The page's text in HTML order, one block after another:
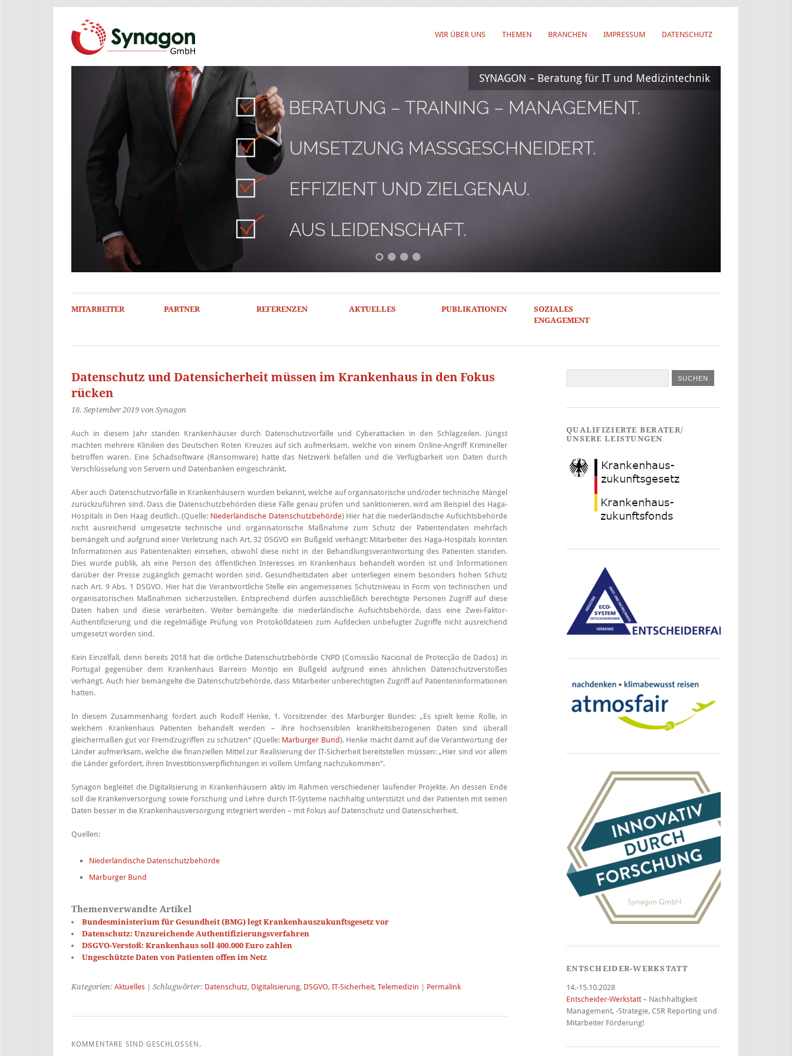
WIR ÜBER UNS THEMEN BRANCHEN IMPRESSUM DATENSCHUTZ
SYNAGON – Beratung für IT und Medizintechnik
MITARBEITER PARTNER REFERENZEN AKTUELLES PUBLIKATIONEN
SOZIALES
ENGAGEMENT
Datenschutz und Datensicherheit müssen im Krankenhaus in den Fokus
rücken
18. September 2019 von Synagon
Auch in diesem Jahr standen Krankenhäuser durch Datenschutzvorfälle und Cyberattacken in den Schlagzeilen. Jüngst
machten mehrere Kliniken des Deutschen Roten Kreuzes auf sich aufmerksam, welche von einem Online-Angriff Krimineller
betroffen waren. Eine Schadsoftware (Ransomware) hatte das Netzwerk befallen und die Verfügbarkeit von Daten durch
Verschlüsselung von Servern und Datenbanken eingeschränkt.
Aber auch Datenschutzvorfälle in Krankenhäusern wurden bekannt, welche auf organisatorische und/oder technische Mängel
zurückzuführen sind. Dass die Datenschutzbehörden diese Fälle genau prüfen und sanktionieren, wird am Beispiel des Haga-
Hospitals in Den Haag deutlich. (Quelle: Niederländische Datenschutzbehörde) Hier hat die niederländische Aufsichtsbehörde
nicht ausreichend umgesetzte technische und organisatorische Maßnahme zum Schutz der Patientendaten mehrfach
bemängelt und aufgrund einer Verletzung nach Art. 32 DSGVO ein Bußgeld verhängt: Mitarbeiter des Haga-Hospitals konnten
Informationen aus Patientenakten einsehen, obwohl diese nicht in der Behandlungsverantwortung des Patienten standen.
Dies wurde publik, als eine Person des öffentlichen Interesses im Krankenhaus behandelt worden ist und Informationen
darüber der Presse zugänglich gemacht worden sind. Gesundheitsdaten aber unterliegen einem besonders hohen Schutz
nach Art. 9 Abs. 1 DSGVO. Hier hat die Verantwortliche Stelle ein angemessenes Schutzniveau in Form von technischen und
organisatorischen Maßnahmen sicherzustellen. Entsprechend dürfen ausschließlich berechtigte Personen Zugriff auf diese
Daten haben und diese verarbeiten. Weiter bemängelte die niederländische Aufsichtsbehörde, dass eine Zwei-Faktor-
Authentifizierung und die regelmäßige Prüfung von Protokolldateien zum Aufdecken unbefugter Zugriffe nicht ausreichend
umgesetzt worden sind.
Kein Einzelfall, denn bereits 2018 hat die örtliche Datenschutzbehörde CNPD (Comissão Nacional de Protecção de Dados) in
Portugal gegenüber dem Krankenhaus Barreiro Montijo ein Bußgeld aufgrund eines ähnlichen Datenschutzverstoßes
verhängt. Auch hier bemängelte die Datenschutzbehörde, dass Mitarbeiter unberechtigten Zugriff auf Patienteninformationen
hatten.
In diesem Zusammenhang fordert auch Rudolf Henke, 1. Vorsitzender des Marburger Bundes: „Es spielt keine Rolle, in
welchem Krankenhaus Patienten behandelt werden – ihre hochsensiblen krankheitsbezogenen Daten sind überall
gleichermaßen gut vor Fremdzugriffen zu schützen“ (Quelle: Marburger Bund). Henke macht damit auf die Verantwortung der
Länder aufmerksam, welche die finanziellen Mittel zur Realisierung der IT-Sicherheit bereitstellen müssen: „Hier sind vor allem
die Länder gefordert, ihren Investitionsverpflichtungen in vollem Umfang nachzukommen“.
Synagon begleitet die Digitalisierung in Krankenhäusern aktiv im Rahmen verschiedener laufender Projekte. An dessen Ende
soll die Krankenversorgung sowie Forschung und Lehre durch IT-Systeme nachhaltig unterstützt und der Patienten mit seinen
Daten besser in die Krankenhausversorgung integriert werden – mit Fokus auf Datenschutz und Datensicherheit.
Quellen:
Niederländische Datenschutzbehörde
Marburger Bund
Themenverwandte Artikel
Bundesministerium für Gesundheit (BMG) legt Krankenhauszukunftsgesetz vor
Datenschutz: Unzureichende Authentifizierungsverfahren
DSGVO-Verstoß: Krankenhaus soll 400.000 Euro zahlen
Ungeschützte Daten von Patienten offen im Netz
Kategorien: Aktuelles | Schlagwörter: Datenschutz, Digitalisierung, DSGVO, IT-Sicherheit, Telemedizin Permalink
KOMMENTARE SIND GESCHLOSSEN.
QUALIFIZIERTE BERATER/
UNSERE LEISTUNGEN
ENTSCHEIDER-WERKSTATT
14.-15.10.2028
Entscheider-Werkstatt– Nachhaltigkeit
Management, -Strategie, CSR Reporting und
Mitarbeiter Förderung!